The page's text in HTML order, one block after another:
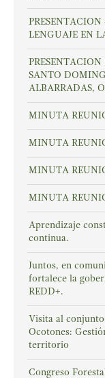
PRESENTACION
LENGUAJE EN
PRESENTACION
SANTO
ALBARRADAS,
MINUTA
MINUTA
MINUTA
MINUTA
Aprendizaje
continua.
Juntos, en
fortalece la
REDD+.
Visita al
Ocotones:
territorio
Congreso